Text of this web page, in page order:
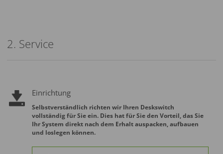
2. Service
Einrichtung
Selbstverständlich richten wir Ihren Deskswitch
vollständig für Sie ein. Dies hat für Sie den Vorteil, das Sie
Ihr System direkt nach dem Erhalt auspacken, aufbauen
und loslegen können.